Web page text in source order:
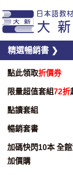
精選暢銷書 ❯
點此領取折價券
限量超值套組72折
點讀套組
暢銷套書
加碼快閃10本 全
加價購